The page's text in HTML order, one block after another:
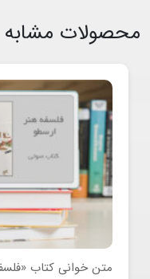
محصولات مشابه
متن خوانی کتاب